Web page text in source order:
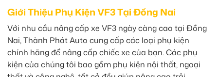
Giới Thiệu Phụ Kiện VF3 Tại Đồng Nai
Với nhu cầu nâng cấp xe VF3 ngày càng cao tại Đồng
Nai, Thành Phát Auto cung cấp các loại phụ kiện
chính hãng để nâng cấp chiếc xe của bạn. Các phụ
kiện của chúng tôi bao gồm phụ kiện nội thất, ngoại